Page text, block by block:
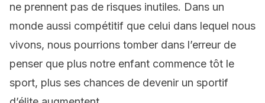
ne prennent pas de risques inutiles. Dans un
monde aussi compétitif que celui dans lequel nous
vivons, nous pourrions tomber dans l’erreur de
penser que plus notre enfant commence tôt le
sport, plus ses chances de devenir un sportif